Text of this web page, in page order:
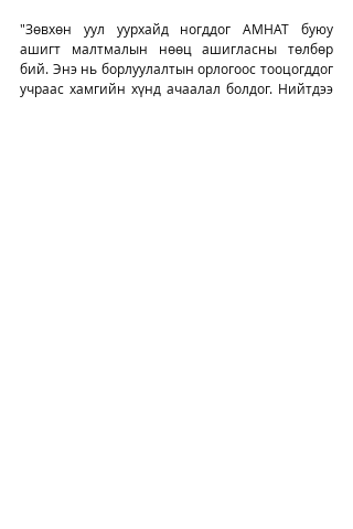
"Зөвхөн уул уурхайд ногддог АМНАТ буюу
ашигт малтмалын нөөц ашигласны төлбөр
бий. Энэ нь борлуулалтын орлогоос тооцогддог
учраас хамгийн хүнд ачаалал болдог. Нийтдээ